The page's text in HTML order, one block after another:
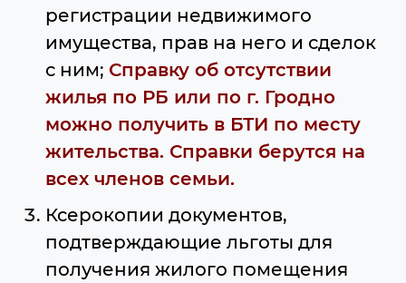
регистрации недвижимого
имущества, прав на него и сделок
с ним; Справку об отсутствии
жилья по РБ или по г. Гродно
можно получить в БТИ по месту
жительства. Справки берутся на
всех членов семьи.
Ксерокопии документов,
подтверждающие льготы для
получения жилого помещения